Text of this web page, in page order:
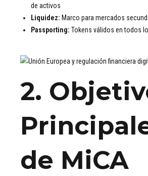
de activos
Liquidez: Marco para mercados
Passporting: Tokens válidos en todos
2.
de MiCA